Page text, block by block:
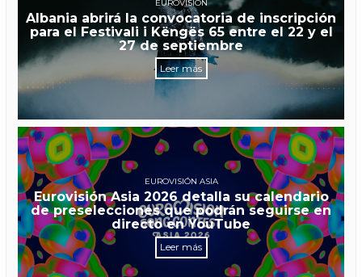
EUROVISIÓN
Albania abrirá la convocatoria de inscripción
para el Festivali i Këngës 65 entre el 22 y el
27 de septiembre
Leer más
EUROVISIÓN ASIA
Eurovisión Asia 2026 detalla su calendario
de preselecciones que podrán seguirse en
directo en YouTube
Leer más